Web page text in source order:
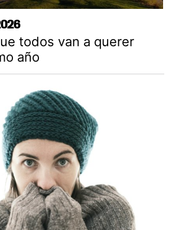
todos van a querer
año